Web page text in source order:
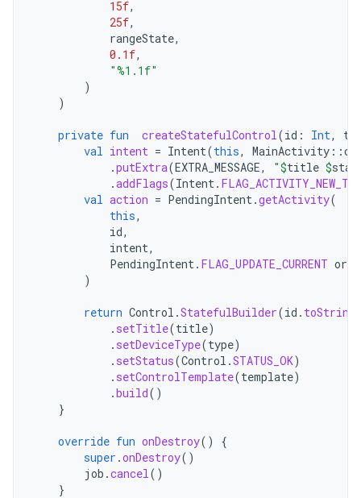
15f,
25f,
rangeState,
0.1f,
"%1.1f"
)
)
private fun createStatefulControl(id : Int,
val intent = Intent(this, MainActivity ::
.putExtra(EXTRA_MESSAGE, "$title $
.addFlags(Intent.
val action = PendingIntent.getActivity(
this,
id,
intent,
PendingIntent. FLAG_UPDATE_CURRENT or
)
return Control .StatefulBuilder(id . toString
. setTitle(title)
. setDeviceType(type)
. setStatus(Control .STATUS_OK)
. setControlTemplate(template)
.build()
}
override fun onDestroy()
{
super .onDestroy()
job .cancel()
}